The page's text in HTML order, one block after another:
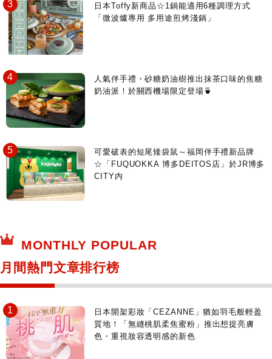
日本Toffy新商品☆1鍋能適用6種調理方式
「微波爐專用 多用途煎烤淺鍋」
人氣伴手禮・砂糖奶油樹推出抹茶口味的焦糖
奶油派！於關西機場限定登場🍵
可愛破表的短尾矮袋鼠～福岡伴手禮新品牌
☆「FUQUOKKA 博多DEITOS店」於JR博多
CITY内
MONTHLY POPULAR
月間熱門文章排行榜
日本開架彩妝「CEZANNE」猶如羽毛般輕盈
質地！「無縫桃肌柔焦蜜粉」推出想提亮膚
色・重視妝容透明感的新色